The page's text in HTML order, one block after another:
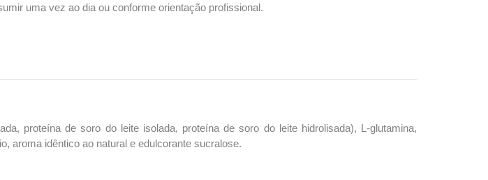
uma vez ao dia ou conforme orientação profissional.
proteína de soro do leite isolada, proteína de soro do leite hidrolisada), L-glutamina,
aroma idêntico ao natural e edulcorante sucralose.